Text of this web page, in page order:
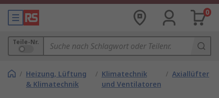
0
Teile-Nr.
/ Heizung, Lüftung
& Klimatechnik
/ Klimatechnik
und Ventilatoren
/ Axiallüfter